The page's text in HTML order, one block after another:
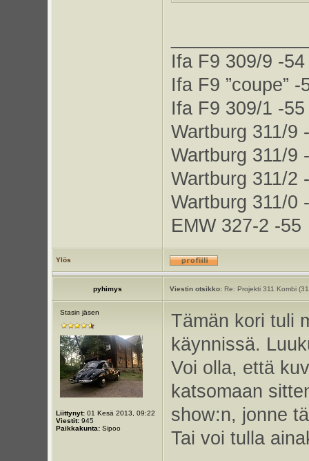
Ifa F9 309/9 -54
Ifa F9 ”coupe” -
Ifa F9 309/1 -55
Wartburg 311/9
Wartburg 311/9
Wartburg 311/2
Wartburg 311/0
EMW 327-2 -55
Ylös
pyhimys Viestin otsikko:Re: Projekti 311 Kombi
Stasin jäsen
Liittynyt:01 Kesä 2013, 09:22
Viestit:945
Paikkakunta:Sipoo
Tämän kori tuli
käynnissä.
Voi olla, että
katsomaan
show:n, jonne
Tai voi tulla